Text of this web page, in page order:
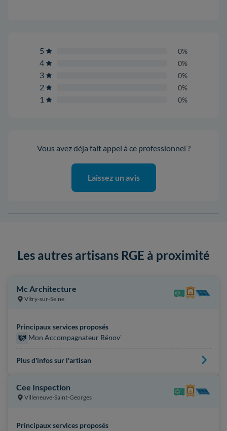
5 0%
4 0%
3 0%
2 0%
1 0%
Vous avez déja fait appel à ce professionnel ?
Laissez un avis
Les autres artisans RGE à proximité
Mc Architecture
Vitry-sur-Seine
Principaux services proposés
Mon Accompagnateur Rénov'
Plus d'infos sur l'artisan
Cee Inspection
Villeneuve-Saint-Georges
Principaux services proposés